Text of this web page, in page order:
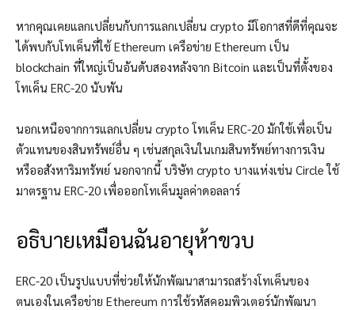
หากคุณเคยแลกเปลี่ยนกับการแลกเปลี่ยน crypto มีโอกาสที่ดีที่คุณจะ
ได้พบกับโทเค็นที่ใช้ Ethereum เครือข่าย Ethereum เป็น
blockchain ที่ใหญ่เป็นอันดับสองหลังจาก Bitcoin และเป็นที่ตั้งของ
โทเค็น ERC-20 นับพัน
นอกเหนือจากการแลกเปลี่ยน crypto โทเค็น ERC-20 มักใช้เพื่อเป็น
ตัวแทนของสินทรัพย์อื่น ๆ เช่นสกุลเงินในเกมสินทรัพย์ทางการเงิน
หรืออสังหาริมทรัพย์ นอกจากนี้ บริษัท crypto บางแห่งเช่น Circle ใช้
มาตรฐาน ERC-20 เพื่อออกโทเค็นมูลค่าดอลลาร์
อธิบายเหมือนฉันอายุห้าขวบ
ERC-20 เป็นรูปแบบที่ช่วยให้นักพัฒนาสามารถสร้างโทเค็นของ
ตนเองในเครือข่าย Ethereum การใช้รหัสคอมพิวเตอร์นักพัฒนา